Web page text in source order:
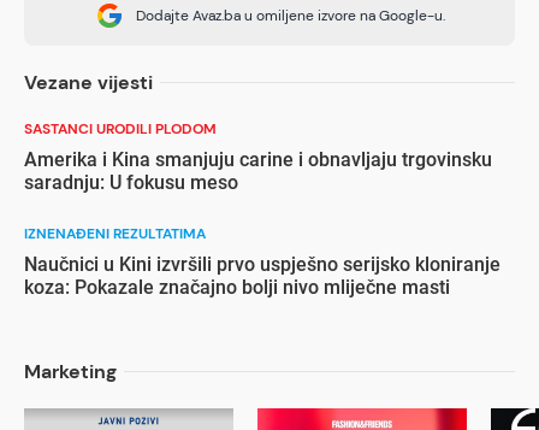
Dodajte Avaz.ba u omiljene izvore na Google-u.
Vezane vijesti
SASTANCI URODILI PLODOM
Amerika i Kina smanjuju carine i obnavljaju trgovinsku
saradnju: U fokusu meso
IZNENAĐENI REZULTATIMA
Naučnici u Kini izvršili prvo uspješno serijsko kloniranje
koza: Pokazale značajno bolji nivo mliječne masti
Marketing